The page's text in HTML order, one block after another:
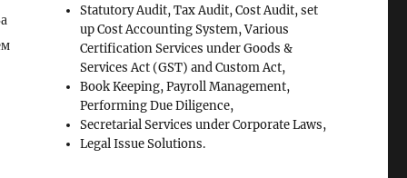
Statutory Audit, Tax Audit, Cost Audit, set
up Cost Accounting System, Various
Certification Services under Goods &
Services Act (GST) and Custom Act,
Book Keeping, Payroll Management,
Performing Due Diligence,
Secretarial Services under Corporate Laws,
Legal Issue Solutions.